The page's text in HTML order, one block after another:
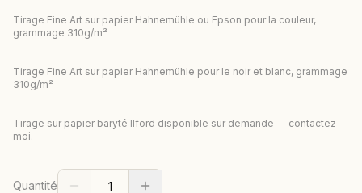
Tirage Fine Art sur papier Hahnemühle ou Epson pour la couleur,
grammage 310g/m²
Tirage Fine Art sur papier Hahnemühle pour le noir et blanc, grammage
310g/m²
Tirage sur papier baryté Ilford disponible sur demande — contactez-
moi.
Quantité